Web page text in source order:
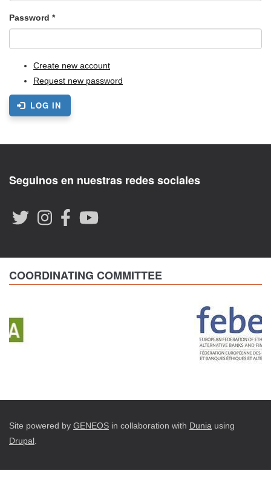
Password *
Create new account
Request new password
LOG IN
Seguinos en nuestras redes sociales
COORDINATING COMMITTEE
Site powered by GENEOS in collaboration with Dunia using
Drupal